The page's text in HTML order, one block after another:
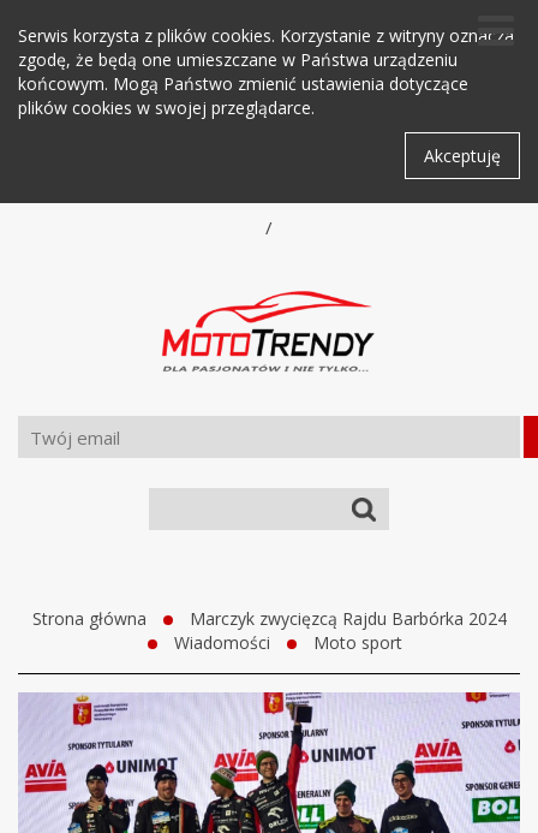
Serwis korzysta z plików cookies. Korzystanie z witryny oznacza
zgodę, że będą one umieszczane w Państwa urządzeniu
końcowym. Mogą Państwo zmienić ustawienia dotyczące
plików cookies w swojej przeglądarce.
Akceptuję
/
Strona główna
Marczyk zwycięzcą Rajdu Barbórka 2024
Wiadomości
Moto sport